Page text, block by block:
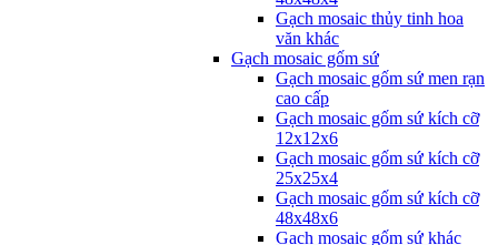
Gạch mosaic thủy tinh hoa
văn khác
Gạch mosaic gốm sứ
Gạch mosaic gốm sứ men rạn
cao cấp
Gạch mosaic gốm sứ kích cỡ
12x12x6
Gạch mosaic gốm sứ kích cỡ
25x25x4
Gạch mosaic gốm sứ kích cỡ
48x48x6
Gạch mosaic gốm sứ khác